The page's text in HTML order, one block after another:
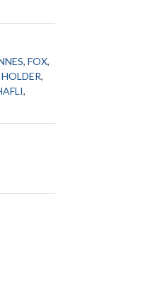
,FOX,
HOLDER,
,